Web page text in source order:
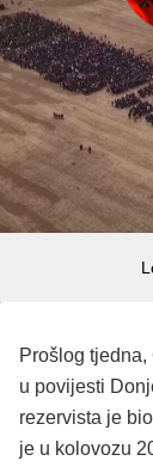
Prošlog
u povijesti
rezervista je
je u kolovozu